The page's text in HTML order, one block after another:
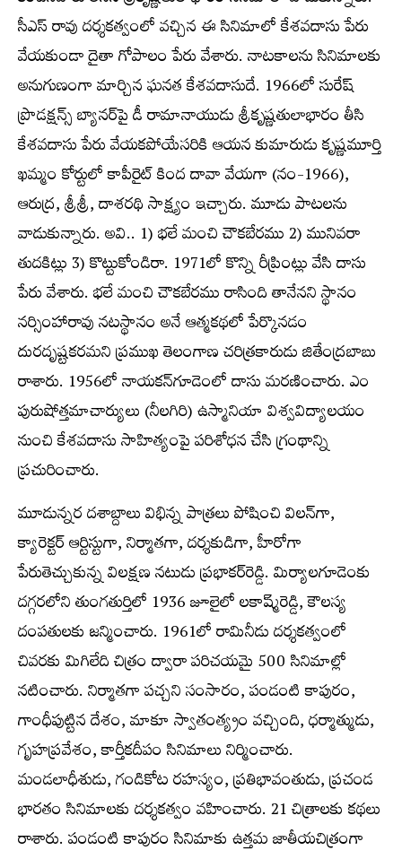
సీఎస్ రావు దర్శకత్వంలో వచ్చిన ఈ సినిమాలో కేశవదాసు పేరు
వేయకుండా దైతా గోపాలం పేరు వేశారు. నాటకాలను సినిమాలకు
అనుగుణంగా మార్చిన ఘనత కేశవదాసుదే. 1966లో సురేష్
ప్రొడక్షన్స్ బ్యానర్‌పై డీ రామానాయుడు శ్రీకృష్ణతులాభారం తీసి
కేశవదాసు పేరు వేయకపోయేసరికి ఆయన కుమారుడు కృష్ణమూర్తి
ఖమ్మం కోర్టులో కాపీరైట్ కింద దావా వేయగా (నం-1966),
ఆరుద్ర, శ్రీశ్రీ, దాశరథి సాక్ష్యం ఇచ్చారు. మూడు పాటలను
వాడుకున్నారు. అవి.. 1) భలే మంచి చౌకబేరము 2) మునివరా
తుదకిట్లు 3) కొట్టుకోండిరా. 1971లో కొన్ని రీప్రింట్లు వేసి దాసు
పేరు వేశారు. భలే మంచి చౌకబేరము రాసింది తానేనని స్థానం
నర్సింహారావు నటస్థానం అనే ఆత్మకథలో పేర్కొనడం
దురదృష్టకరమని ప్రముఖ తెలంగాణ చరిత్రకారుడు జితేంద్రబాబు
రాశారు. 1956లో నాయకన్‌గూడెంలో దాసు మరణించారు. ఎం
పురుషోత్తమాచార్యులు (నీలగిరి) ఉస్మానియా విశ్వవిద్యాలయం
నుంచి కేశవదాసు సాహిత్యంపై పరిశోధన చేసి గ్రంథాన్ని
ప్రచురించారు.
మూడున్నర దశాబ్దాలు విభిన్న పాత్రలు పోషించి విలన్‌గా,
క్యారెక్టర్ ఆర్టిస్టుగా, నిర్మాతగా, దర్శకుడిగా, హీరోగా
పేరుతెచ్చుకున్న విలక్షణ నటుడు ప్రభాకర్‌రెడ్డి. మిర్యాలగూడెంకు
దగ్గరలోని తుంగతుర్తిలో 1936 జూలైలో లకా్ష్మరెడ్డి, కౌలస్య
దంపతులకు జన్మించారు. 1961లో రామినీడు దర్శకత్వంలో
చివరకు మిగిలేది చిత్రం ద్వారా పరిచయమై 500 సినిమాల్లో
నటించారు. నిర్మాతగా పచ్చని సంసారం, పండంటి కాపురం,
గాంధీపుట్టిన దేశం, మాకూ స్వాతంత్య్రం వచ్చింది, ధర్మాత్ముడు,
గృహప్రవేశం, కార్తీకదీపం సినిమాలు నిర్మించారు.
మండలాధీశుడు, గండికోట రహస్యం, ప్రతిభావంతుడు, ప్రచండ
భారతం సినిమాలకు దర్శకత్వం వహించారు. 21 చిత్రాలకు కథలు
రాశారు. పండంటి కాపురం సినిమాకు ఉత్తమ జాతీయచిత్రంగా